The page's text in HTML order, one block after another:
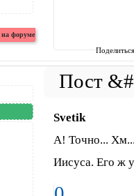
Svetik
А! Точно... Хм...
Иисуса. Его ж